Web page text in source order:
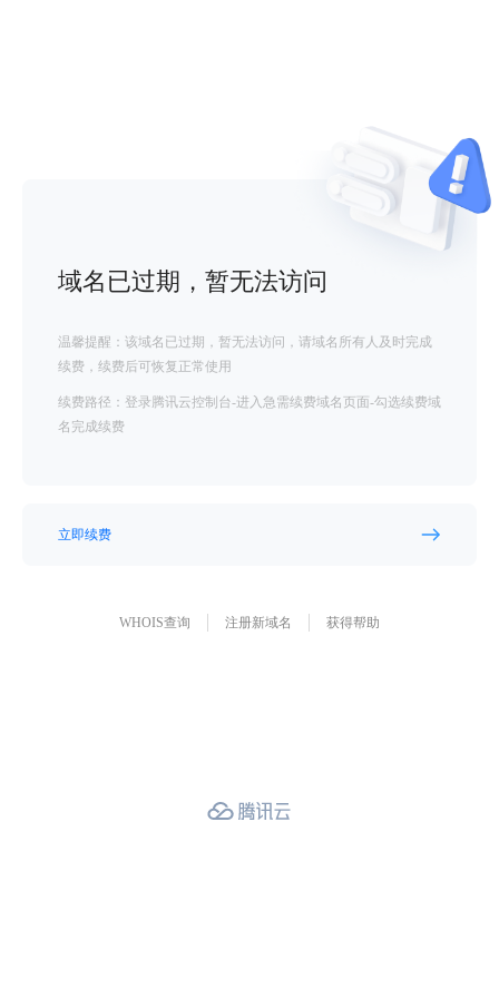
域名已过期，暂无法访问
温馨提醒：该域名已过期，暂无法访问，请域名所有人及时完成
续费，续费后可恢复正常使用
续费路径：登录腾讯云控制台-进入急需续费域名页面-勾选续费域
名完成续费
立即续费
WHOIS查询 注册新域名 获得帮助